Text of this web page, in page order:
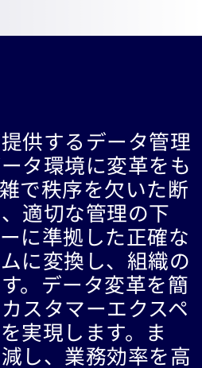
供するデータ管理
タ環境に変革をも
で秩序を欠いた断
適切な管理の下
に準拠した正確な
に変換し、組織の
。データ変革を簡
スタマーエクスペ
実現します。ま
し、業務効率を高